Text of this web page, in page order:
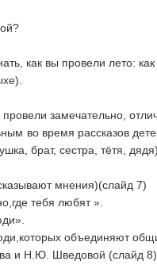
как вы провели лето:
замечательно,
во время рассказов
брат, сестра, тётя,
мнения)(слайд
тебя любят ».
объединяют
и Н.Ю. Шведовой (слайд 8)